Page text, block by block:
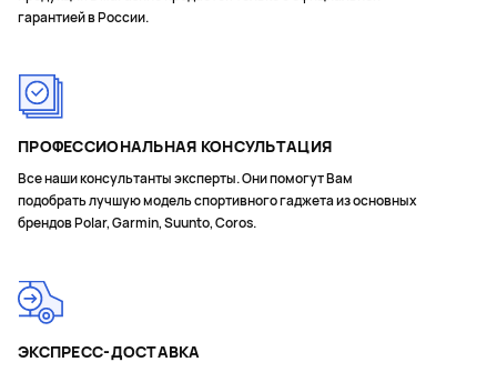
гарантией в России.
ПРОФЕССИОНАЛЬНАЯ КОНСУЛЬТАЦИЯ
Все наши консультанты эксперты. Они помогут Вам
подобрать лучшую модель спортивного гаджета из основных
брендов Polar, Garmin, Suunto, Coros.
ЭКСПРЕСС-ДОСТАВКА